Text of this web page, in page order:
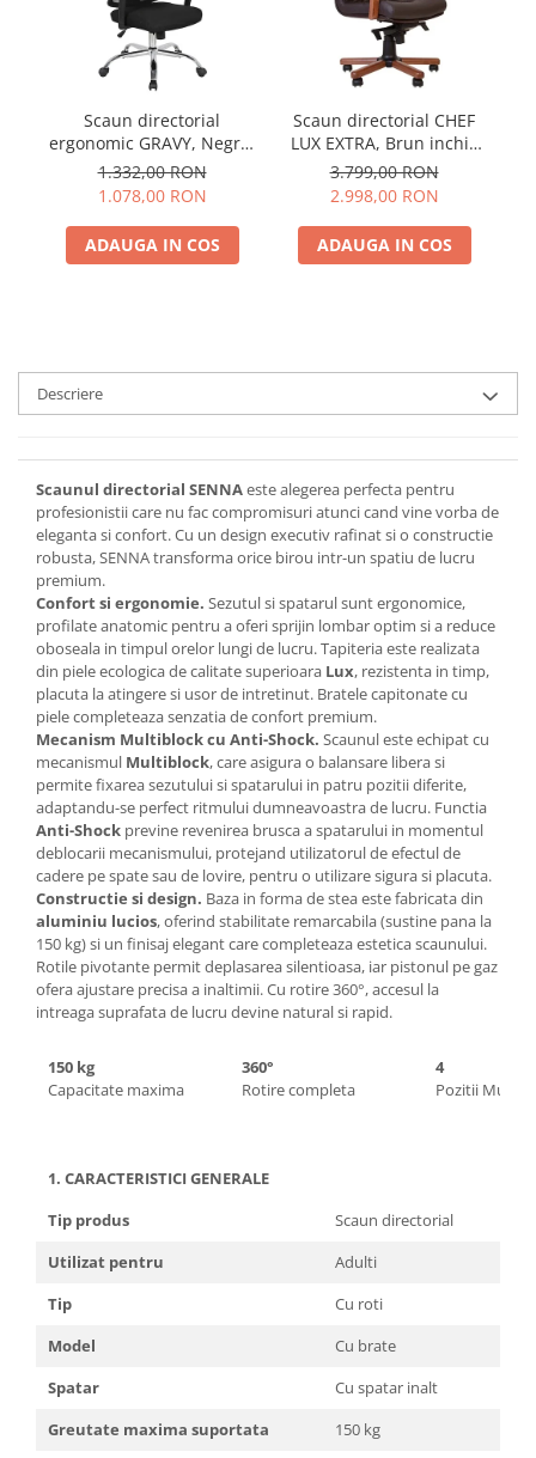
Scaun directorial
ergonomic GRAVY, Negru,
Mesh /Textil
1.332,00 RON
1.078,00 RON
ADAUGA IN COS
Scaun directorial CHEF
LUX EXTRA, Brun inchis
piele naturala
3.799,00 RON
2.998,00 RON
ADAUGA IN COS
Descriere
Scaunul directorial SENNAeste alegerea perfecta pentru
profesionistii care nu fac compromisuri atunci cand vine vorba de
eleganta si confort. Cu un design executiv rafinat si o constructie
robusta, SENNA transforma orice birou intr-un spatiu de lucru
premium.
Confort si ergonomie. Sezutul si spatarul sunt ergonomice,
profilate anatomic pentru a oferi sprijin lombar optim si a reduce
oboseala in timpul orelor lungi de lucru. Tapiteria este realizata
din piele ecologica de calitate superioara Lux, rezistenta in timp,
placuta la atingere si usor de intretinut. Bratele capitonate cu
piele completeaza senzatia de confort premium.
Mecanism Multiblock cu Anti-Shock. Scaunul este echipat cu
mecanismul Multiblock, care asigura o balansare libera si
permite fixarea sezutului si spatarului in patru pozitii diferite,
adaptandu-se perfect ritmului dumneavoastra de lucru. Functia
Anti-Shock previne revenirea brusca a spatarului in momentul
deblocarii mecanismului, protejand utilizatorul de efectul de
cadere pe spate sau de lovire, pentru o utilizare sigura si placuta.
Constructie si design. Baza in forma de stea este fabricata din
aluminiu lucios, oferind stabilitate remarcabila (sustine pana la
150 kg) si un finisaj elegant care completeaza estetica scaunului.
Rotile pivotante permit deplasarea silentioasa, iar pistonul pe gaz
ofera ajustare precisa a inaltimii. Cu rotire 360°, accesul la
intreaga suprafata de lucru devine natural si rapid.
150 kg
Capacitate maxima
360°
Rotire completa
4
Pozitii
1. CARACTERISTICI GENERALE
Tip produs
Scaun directorial
Utilizat pentru
Adulti
Tip
Cu roti
Model
Cu brate
Spatar
Cu spatar inalt
Greutate maxima suportata
150 kg